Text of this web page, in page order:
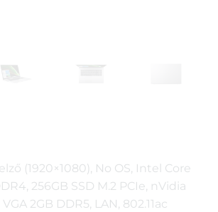
(1920×1080), No OS, Intel Core
256GB SSD M.2 PCIe, nVidia
2GB DDR5, LAN, 802.11ac